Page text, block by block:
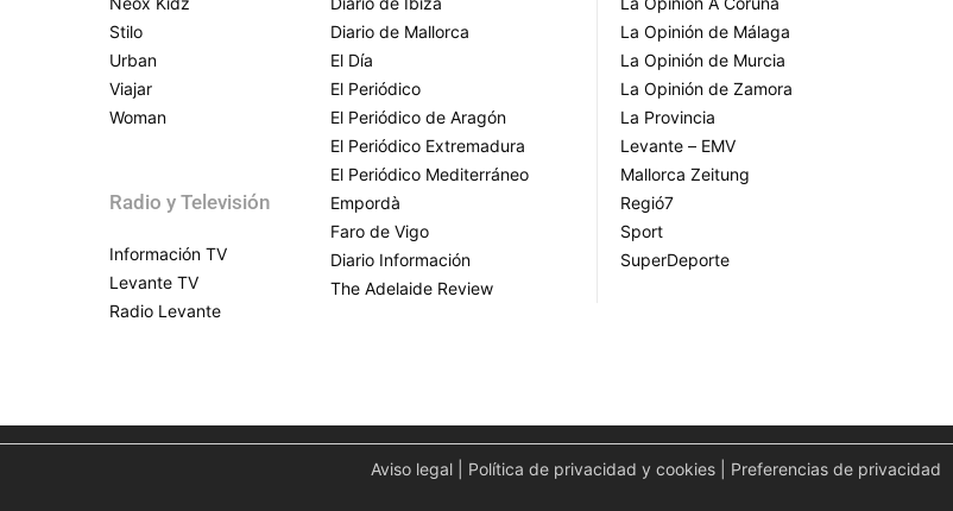
Stilo
Urban
Viajar
Woman
Radio y Televisión
Información TV
Levante TV
Radio Levante
Diario de Mallorca
El Día
El Periódico
El Periódico de Aragón
El Periódico Extremadura
El Periódico Mediterráneo
Empordà
Faro de Vigo
Diario Información
The Adelaide Review
La Opinión de Málaga
La Opinión de Murcia
La Opinión de Zamora
La Provincia
Levante – EMV
Mallorca Zeitung
Regió7
Sport
SuperDeporte
Aviso legal Política de privacidad y cookies Preferencias de privacidad